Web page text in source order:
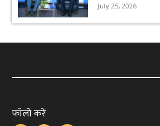
July 25, 2026
फॉलो करें